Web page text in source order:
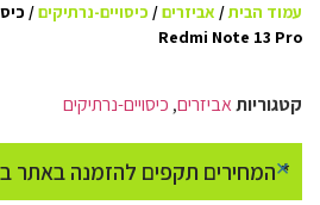
עמוד הבית/ אביזרים/ כיסויים-נרתיקים
Redmi Note 13 Pro
קטגוריותאביזרים, כיסויים-נרתיקים
* המחירים תקפים להזמנה באתר
×